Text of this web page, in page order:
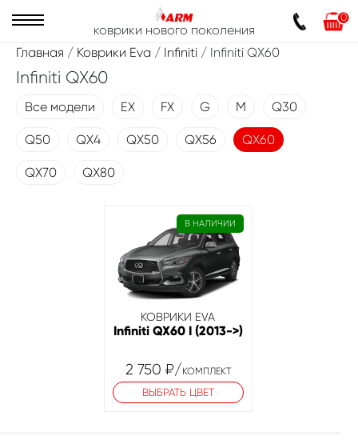
коврики нового поколения
0
Главная / Коврики Eva / Infiniti / Infiniti QX60
Infiniti QX60
Все модели EX FX G M Q30
Q50 QX4 QX50 QX56 QX60
QX70 QX80
В НАЛИЧИИ
КОВРИКИ EVA
Infiniti QX60 I (2013->)
2 750 ₽/КОМПЛЕКТ
ВЫБРАТЬ ЦВЕТ